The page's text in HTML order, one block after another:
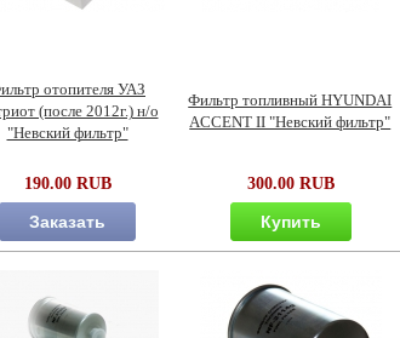
отопителя УАЗ
(после 2012г.) н/о
"Невский фильтр"
190.00 RUB
Заказать
Фильтр топливный HYUNDAI
ACCENT II "Невский фильтр"
300.00 RUB
Купить